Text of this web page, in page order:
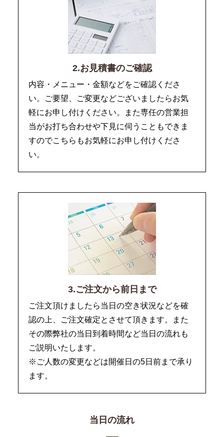
2.お見積書のご確認
内容・メニュー・金額などをご確認くださ
い。ご要望、ご変更などございましたらお気
軽にお申し付けください。また専任の営業担
当がお打ち合わせや下見に伺うこともできま
すのでこちらもお気軽にお申し付けくださ
い。
3.ご注文から前日まで
ご注文頂けましたら当日の空き状況などを確
認の上、ご注文確定とさせて頂きます。また
その際弊社の当日到着時間など当日の流れも
ご説明いたします。
※ご人数の変更などは開催日の5日前まで承り
ます。
当日の流れ